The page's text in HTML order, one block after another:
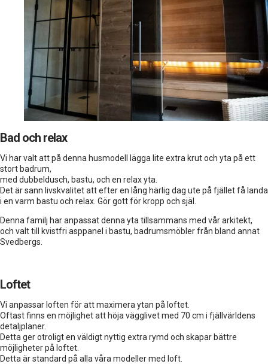
Bad och relax
Vi har valt att på denna husmodell lägga lite extra krut och yta på ett
stort badrum,
med dubbeldusch, bastu, och en relax yta.
Det är sann livskvalitet att efter en lång härlig dag ute på fjället få landa
i en varm bastu och relax. Gör gott för kropp och själ.
Denna familj har anpassat denna yta tillsammans med vår arkitekt,
och valt till kvistfri asppanel i bastu, badrumsmöbler från bland annat
Svedbergs.
Loftet
Vi anpassar loften för att maximera ytan på loftet.
Oftast finns en möjlighet att höja vägglivet med 70 cm i fjällvärldens
detaljplaner.
Detta ger otroligt en väldigt nyttig extra rymd och skapar bättre
möjligheter på loftet.
Detta är standard på alla våra modeller med loft.